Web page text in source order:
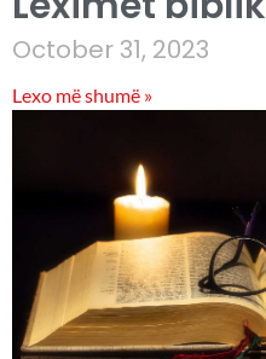
October 31, 2023
Lexo më shumë »